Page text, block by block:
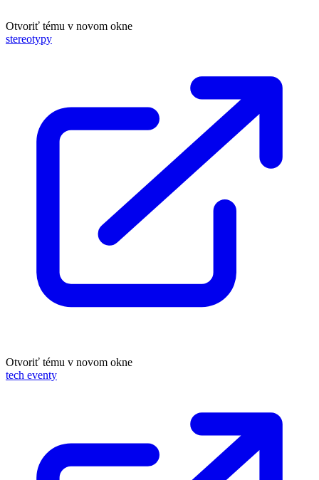
Otvoriť tému v novom okne
stereotypy
Otvoriť tému v novom okne
tech eventy